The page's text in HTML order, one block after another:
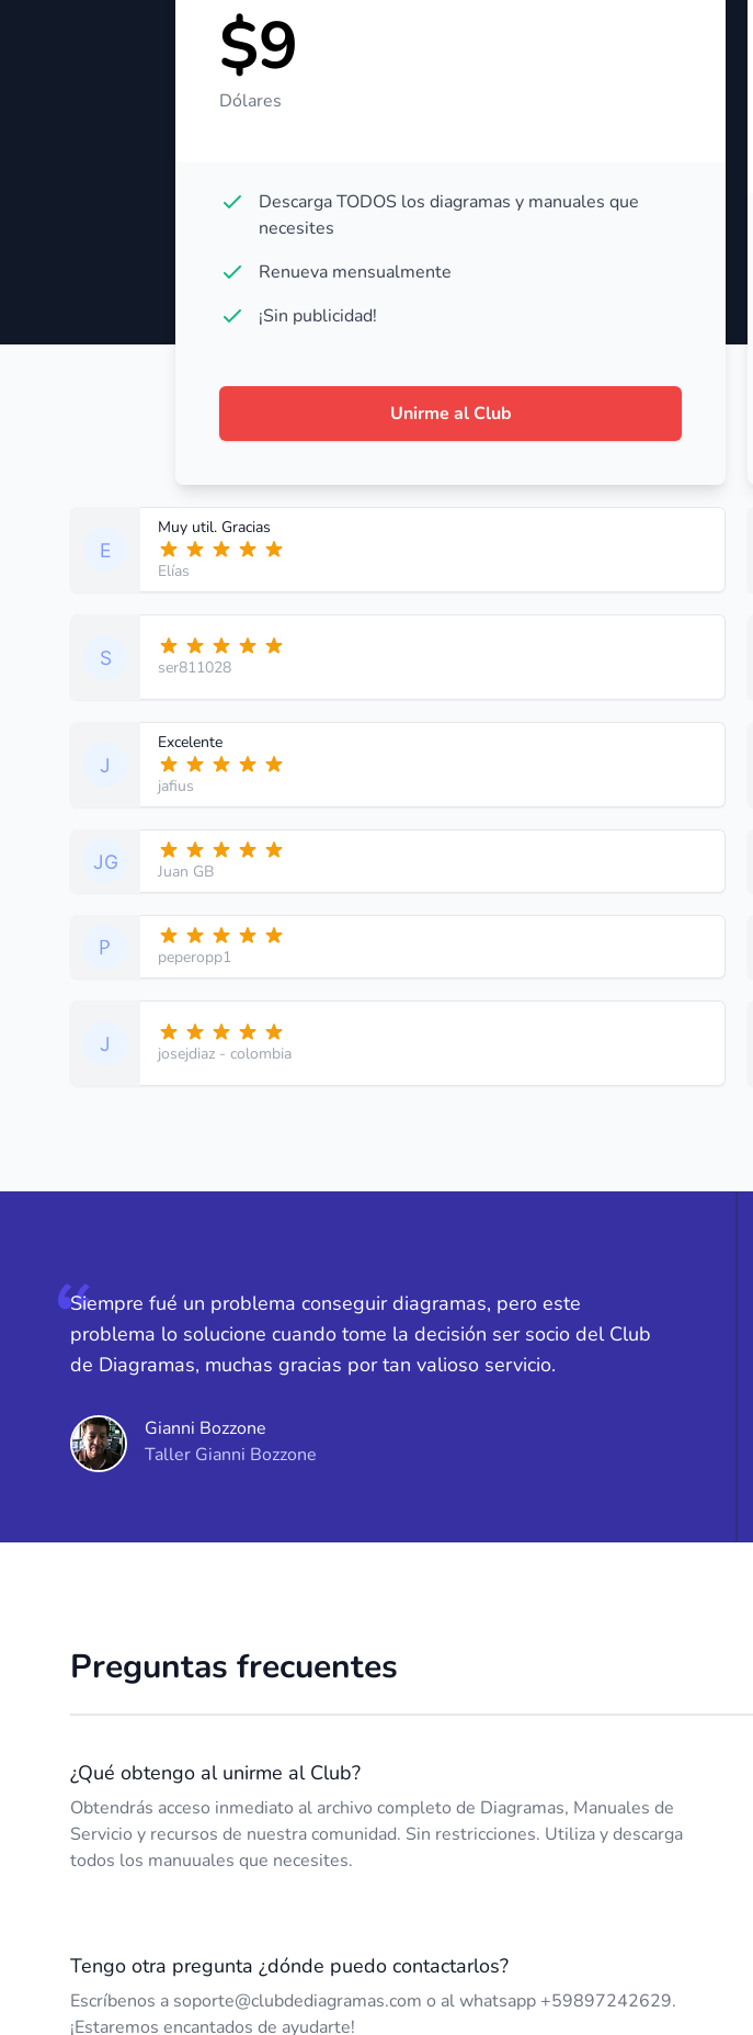
$9
Dólares
Descarga TODOS los diagramas y manuales que
necesites
Renueva mensualmente
¡Sin publicidad!
Unirme al Club
Muy util. Gracias
Elías
ser811028
Excelente
jafius
Juan GB
peperopp1
josejdiaz - colombia
Siempre fué un problema conseguir diagramas, pero este
problema lo solucione cuando tome la decisión ser socio del Club
de Diagramas, muchas gracias por tan valioso servicio.
Gianni Bozzone
Taller Gianni Bozzone
Preguntas frecuentes
¿Qué obtengo al unirme al Club?
Obtendrás acceso inmediato al archivo completo de Diagramas, Manuales de
Servicio y recursos de nuestra comunidad. Sin restricciones. Utiliza y descarga
todos los manuuales que necesites.
Tengo otra pregunta ¿dónde puedo contactarlos?
Escríbenos a soporte@clubdediagramas.com o al whatsapp +59897242629.
¡Estaremos encantados de ayudarte!